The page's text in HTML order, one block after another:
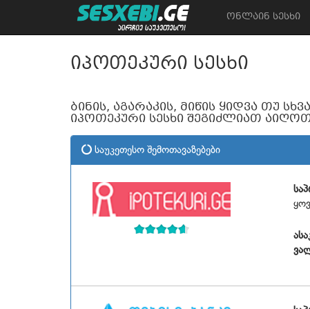
ონლაინ სესხი
იპოთეკური სესხი
ბინის, აგარაკის, მიწის ყიდვა თუ
იპოთეკური სესხი შეგიძლიათ
საუკეთესო შემოთავაზებები